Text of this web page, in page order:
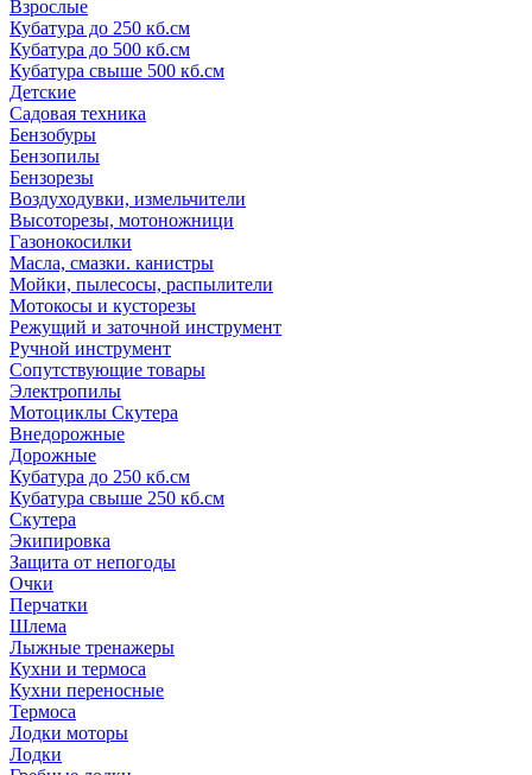
Взрослые
Кубатура до 250 кб.см
Кубатура до 500 кб.см
Кубатура свыше 500 кб.см
Детские
Садовая техника
Бензобуры
Бензопилы
Бензорезы
Воздуходувки, измельчители
Высоторезы, мотоножници
Газонокосилки
Масла, смазки. канистры
Мойки, пылесосы, распылители
Мотокосы и кусторезы
Режущий и заточной инструмент
Ручной инструмент
Сопутствующие товары
Электропилы
Мотоциклы Скутера
Внедорожные
Дорожные
Кубатура до 250 кб.см
Кубатура свыше 250 кб.см
Скутера
Экипировка
Защита от непогоды
Очки
Перчатки
Шлема
Лыжные тренажеры
Кухни и термоса
Кухни переносные
Термоса
Лодки моторы
Лодки